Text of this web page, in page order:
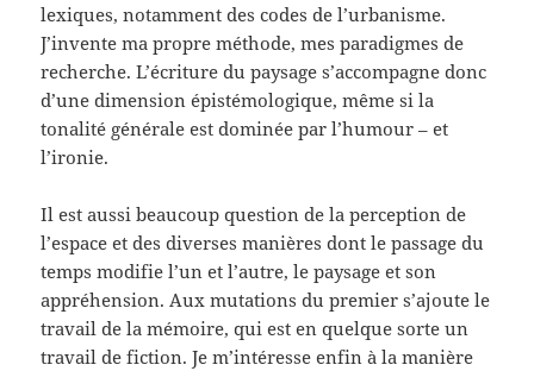
lexiques, notamment des codes de l’urbanisme.
J’invente ma propre méthode, mes paradigmes de
recherche. L’écriture du paysage s’accompagne donc
d’une dimension épistémologique, même si la
tonalité générale est dominée par l’humour – et
l’ironie.
Il est aussi beaucoup question de la perception de
l’espace et des diverses manières dont le passage du
temps modifie l’un et l’autre, le paysage et son
appréhension. Aux mutations du premier s’ajoute le
travail de la mémoire, qui est en quelque sorte un
travail de fiction. Je m’intéresse enfin à la manière